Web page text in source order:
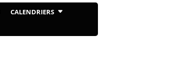
CALENDRIERS